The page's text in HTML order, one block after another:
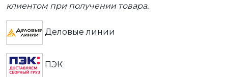
клиентом при получении товара.
Деловые линии
ПЭК